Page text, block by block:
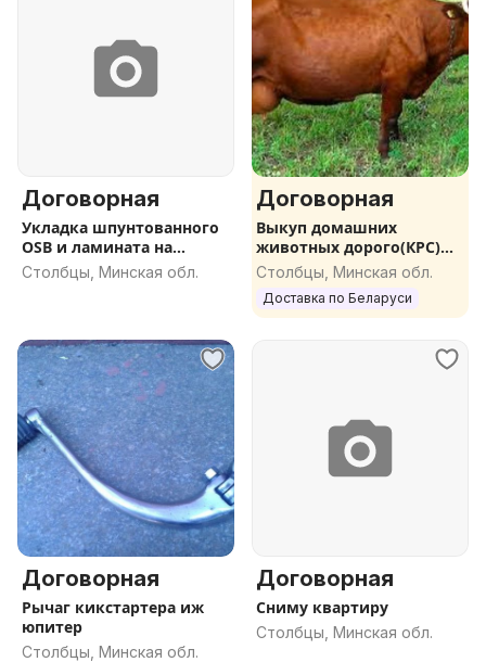
Договорная
Укладка шпунтованного
OSB и ламината на
старый пол
Столбцы, Минская обл.
Договорная
Выкуп домашних
животных дорого(КРС)
коней, Быков,
Столбцы, Минская обл.
Доставка по Беларуси
Договорная
Рычаг кикстартера иж
юпитер
Столбцы, Минская обл.
Договорная
Сниму квартиру
Столбцы, Минская обл.